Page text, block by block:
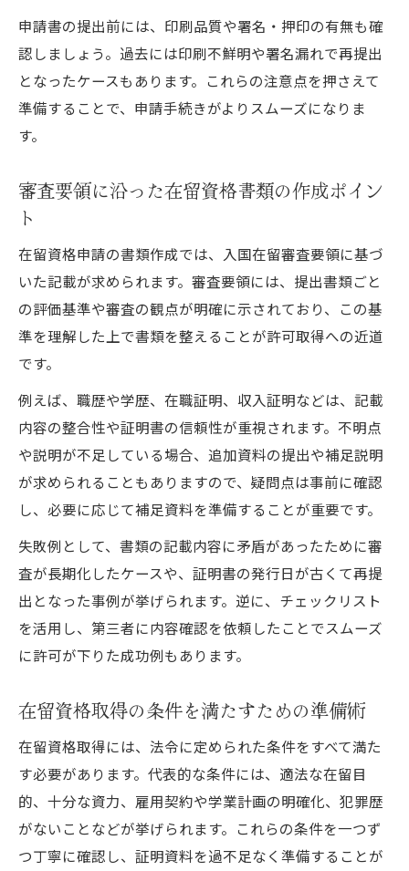
申請書の提出前には、印刷品質や署名・押印の有無も確
認しましょう。過去には印刷不鮮明や署名漏れで再提出
となったケースもあります。これらの注意点を押さえて
準備することで、申請手続きがよりスムーズになりま
す。
審査要領に沿った在留資格書類の作成ポイン
ト
在留資格申請の書類作成では、入国在留審査要領に基づ
いた記載が求められます。審査要領には、提出書類ごと
の評価基準や審査の観点が明確に示されており、この基
準を理解した上で書類を整えることが許可取得への近道
です。
例えば、職歴や学歴、在職証明、収入証明などは、記載
内容の整合性や証明書の信頼性が重視されます。不明点
や説明が不足している場合、追加資料の提出や補足説明
が求められることもありますので、疑問点は事前に確認
し、必要に応じて補足資料を準備することが重要です。
失敗例として、書類の記載内容に矛盾があったために審
査が長期化したケースや、証明書の発行日が古くて再提
出となった事例が挙げられます。逆に、チェックリスト
を活用し、第三者に内容確認を依頼したことでスムーズ
に許可が下りた成功例もあります。
在留資格取得の条件を満たすための準備術
在留資格取得には、法令に定められた条件をすべて満た
す必要があります。代表的な条件には、適法な在留目
的、十分な資力、雇用契約や学業計画の明確化、犯罪歴
がないことなどが挙げられます。これらの条件を一つず
つ丁寧に確認し、証明資料を過不足なく準備することが